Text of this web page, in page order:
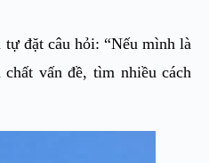
đặt câu hỏi: “Nếu mình là
vấn đề, tìm nhiều cách